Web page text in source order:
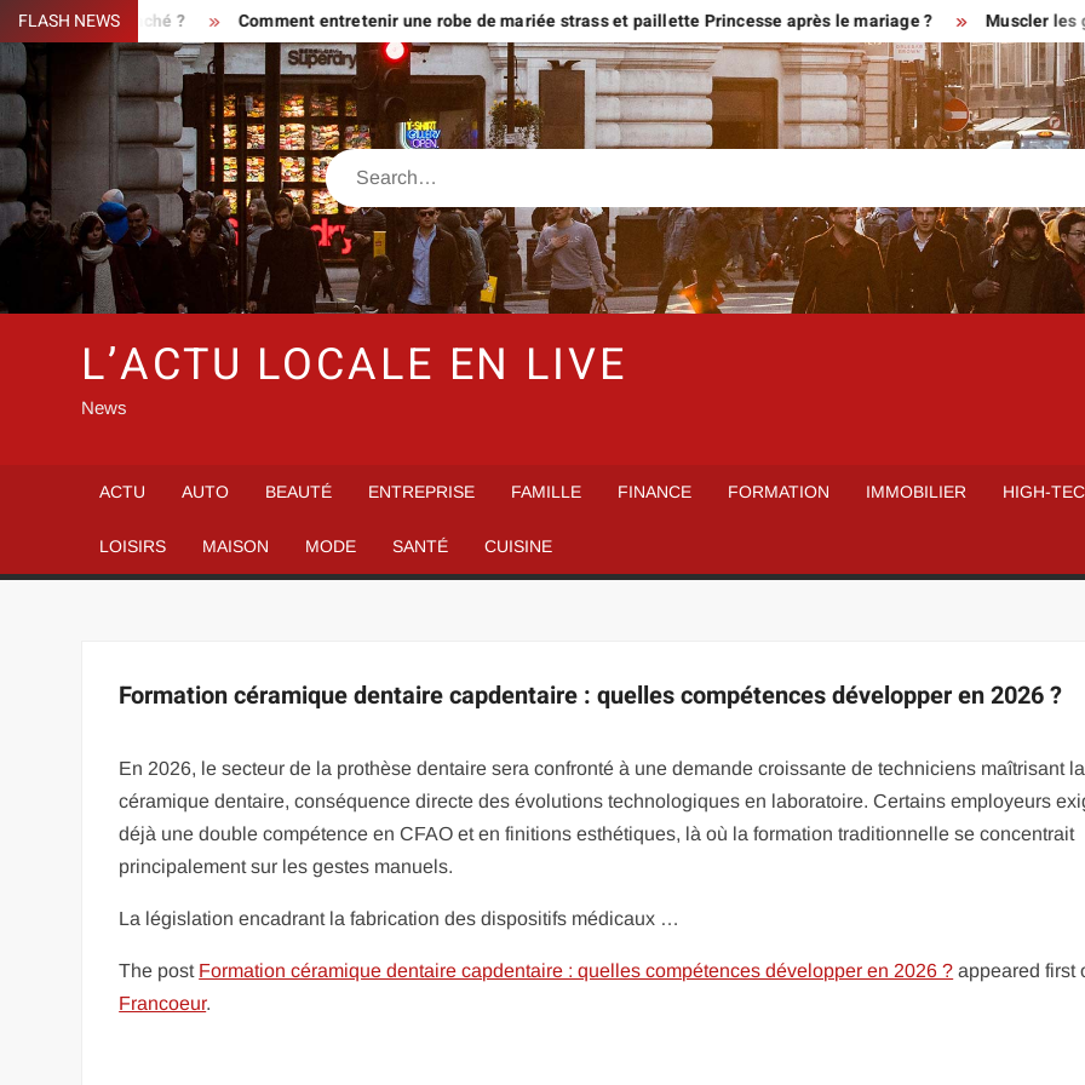
Skip
to
content
FLASH NEWS
ou piège caché ? Comment entretenir une robe de mariée strass et paillette Princesse après le mariage ? Muscler les
Search
L’ACTU LOCALE EN LIVE
News
ACTU AUTO BEAUTÉ ENTREPRISE FAMILLE FINANCE FORMATION IMMOBILIER HIGH-
LOISIRS MAISON MODE SANTÉ CUISINE
Formation céramique dentaire capdentaire : quelles compétences développer en 2026 ?
En 2026, le secteur de la prothèse dentaire sera confronté à une demande croissante de techniciens maîtrisant la
céramique dentaire, conséquence directe des évolutions technologiques en laboratoire. Certains employeurs
déjà une double compétence en CFAO et en finitions esthétiques, là où la formation traditionnelle se concentrait
principalement sur les gestes manuels.
La législation encadrant la fabrication des dispositifs médicaux …
The post Formation céramique dentaire capdentaire : quelles compétences développer en 2026 ? appeared first
Francoeur.